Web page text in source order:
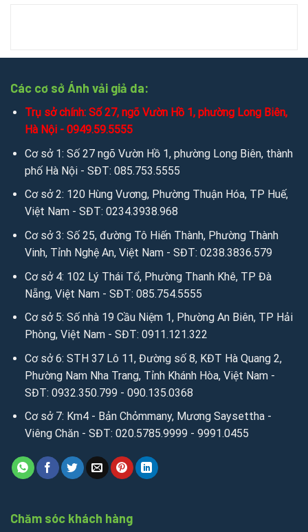
Facebook:facebook.com/salevip1102
Youtube:youtube.com/@anhvaigiada
Website:https://anhvaigiada.vn/
https://anhvaigiada.com.
/anhvaigiada.com /anhvaigiada.net /anhsimili.com
hsimili.vn
anhsimili.com.vn
3. Kết nối miễn phí để tìm hiểu sâu hơn qua Email:
Email: sales.anhvaigiada@gmail.com/ngochanjsc2016@g
mail.com/nhandisc@yahoo.com
Các cơ sở Ánh vải giả da:
Trụ sở chính: Số 27, ngõ Vườn Hồ 1, phường Long Biên,
Hà Nội - 0949.59.5555
Cơ sở 1: Số 27 ngõ Vườn Hồ 1, phường Long Biên, thành
phố Hà Nội - SĐT: 085.753.5555
Cơ sở 2: 120 Hùng Vương, Phường Thuận Hóa, TP Huế,
Việt Nam - SĐT: 0234.3938.968
Cơ sở 3: Số 25, đường Tô Hiến Thành, Phường Thành
Vinh, Tỉnh Nghệ An, Việt Nam - SĐT: 0238.3836.579
Cơ sở 4: 102 Lý Thái Tổ, Phường Thanh Khê, TP Đà
Nẵng, Việt Nam - SĐT: 085.754.5555
Cơ sở 5: Số nhà 19 Cầu Niệm 1, Phường An Biên, TP Hải
Phòng, Việt Nam - SĐT: 0911.121.322
Cơ sở 6: STH 37 Lô 11, Đường số 8, KĐT Hà Quang 2,
Phường Nam Nha Trang, Tỉnh Khánh Hòa, Việt Nam -
SĐT: 0932.350.799 - 090.135.0368
Cơ sở 7: Km4 - Bản Chỏmmany, Mương Saysettha -
Viêng Chăn - SĐT: 020.5785.9999 - 9991.0455
Chăm sóc khách hàng